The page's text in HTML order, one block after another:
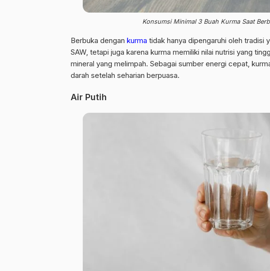
Konsumsi Minimal 3 Buah Kurma Saat
Berbuka dengan kurma tidak hanya dipengaruhi oleh tradisi
SAW, tetapi juga karena kurma memiliki nilai nutrisi yang
mineral yang melimpah. Sebagai sumber energi cepat,
darah setelah seharian berpuasa.
Air Putih